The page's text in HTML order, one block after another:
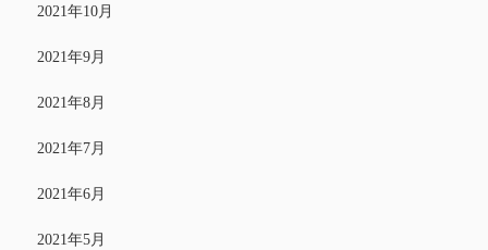
2021年10月
2021年9月
2021年8月
2021年7月
2021年6月
2021年5月